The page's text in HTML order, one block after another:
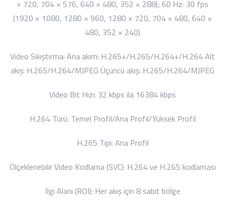
× 720, 704 × 576, 640 × 480, 352 × 288); 60 Hz: 30 fps
(1920 × 1080, 1280 × 960, 1280 × 720, 704 × 480, 640 ×
480, 352 × 240)
Video Sıkıştırma: Ana akım: H.265+/H.265/H.264+/H.264Alt
akış: H.265/H.264/MJPEG Üçüncü akış: H.265/H.264/MJPEG
Video Bit Hızı: 32 kbps ila 16384 kbps
H.264 Türü: Temel Profil/Ana Profil/Yüksek Profil
H.265 Tipi: Ana Profil
Ölçeklenebilir Video Kodlama (SVC): H.264 ve H.265 kodlaması
İlgi Alanı (ROI): Her akış için 8 sabit bölge